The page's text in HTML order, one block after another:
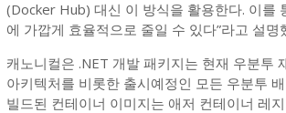
(Docker Hub) 대신 이 방식을 활용한다. 이를
에 가깝게 효율적으로 줄일 수 있다”라고 설명
캐노니컬은 .NET 개발 패키지는 현재 우분
아키텍처를 비롯한 출시예정인 모든 우분투
빌드된 컨테이너 이미지는 애저 컨테이너 레